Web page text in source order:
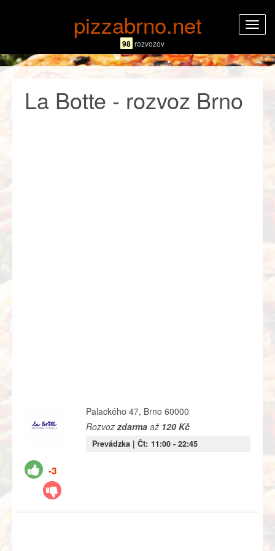
pizzabrno.net
98 rozvozov
La Botte - rozvoz Brno
-3
Palackého 47, Brno 60000
Rozvoz zdarmaaž 120 Kč
Prevádzka | Čt: 11:00- 22:45